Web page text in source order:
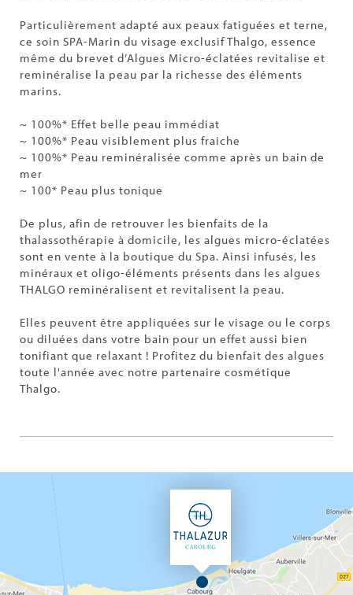
Particulièrement adapté aux peaux fatiguées et terne,
ce soin SPA-Marin du visage exclusif Thalgo, essence
même du brevet d’Algues Micro-éclatées revitalise et
reminéralise la peau par la richesse des éléments
marins.
~ 100%* Effet belle peau immédiat
~ 100%* Peau visiblement plus fraiche
~ 100%* Peau reminéralisée comme après un bain de
mer
~ 100* Peau plus tonique
De plus, afin de retrouver les bienfaits de la
thalassothérapie à domicile, les algues micro-éclatées
sont en vente à la boutique du Spa. Ainsi infusés, les
minéraux et oligo-éléments présents dans les algues
THALGO reminéralisent et revitalisent la peau.
Elles peuvent être appliquées sur le visage ou le corps
ou diluées dans votre bain pour un effet aussi bien
tonifiant que relaxant ! Profitez du bienfait des algues
toute l'année avec notre partenaire cosmétique
Thalgo.